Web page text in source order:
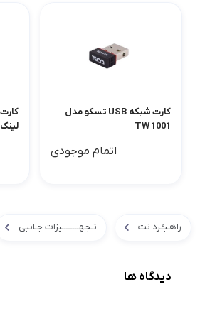
کارت شبکه USB تسکو مدل
TW 1001
اتمام موجودی
لینک DWA-121
راهـبـُـرد نت تـجهــــــــیزات جـانبی
دیدگاه ها